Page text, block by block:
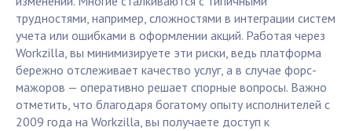
трудностями, например, сложностями в интеграции систем
учета или ошибками в оформлении акций. Работая через
Workzilla, вы минимизируете эти риски, ведь платформа
бережно отслеживает качество услуг, а в случае форс-
мажоров — оперативно решает спорные вопросы. Важно
отметить, что благодаря богатому опыту исполнителей с
2009 года на Workzilla, вы получаете доступ к